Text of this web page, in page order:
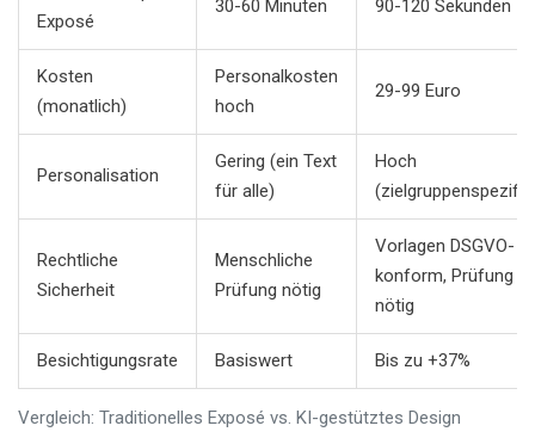
Vergleich: Traditionelles Exposé vs. KI-gestütztes Design
Exposé
30-60 Minuten 90-120 Sekunden
Kosten
(monatlich)
Personalkosten
hoch
29-99 Euro
Personalisation
Gering (ein Text
für alle)
Hoch
Rechtliche
Sicherheit
Menschliche
Prüfung nötig
Vorlagen DSGVO-
konform, Prüfung
nötig
Besichtigungsrate Basiswert Bis zu +37%